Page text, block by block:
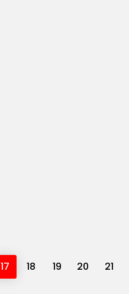
17 18 19 20 21